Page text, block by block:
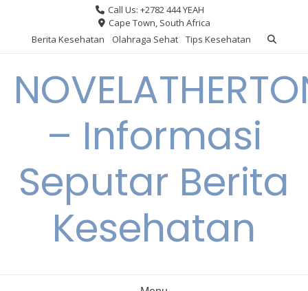
content
Call Us: +2782 444 YEAH
Cape Town, South Africa
Berita Kesehatan
Olahraga Sehat Tips Kesehatan
– Informasi
Seputar Berita
Kesehatan